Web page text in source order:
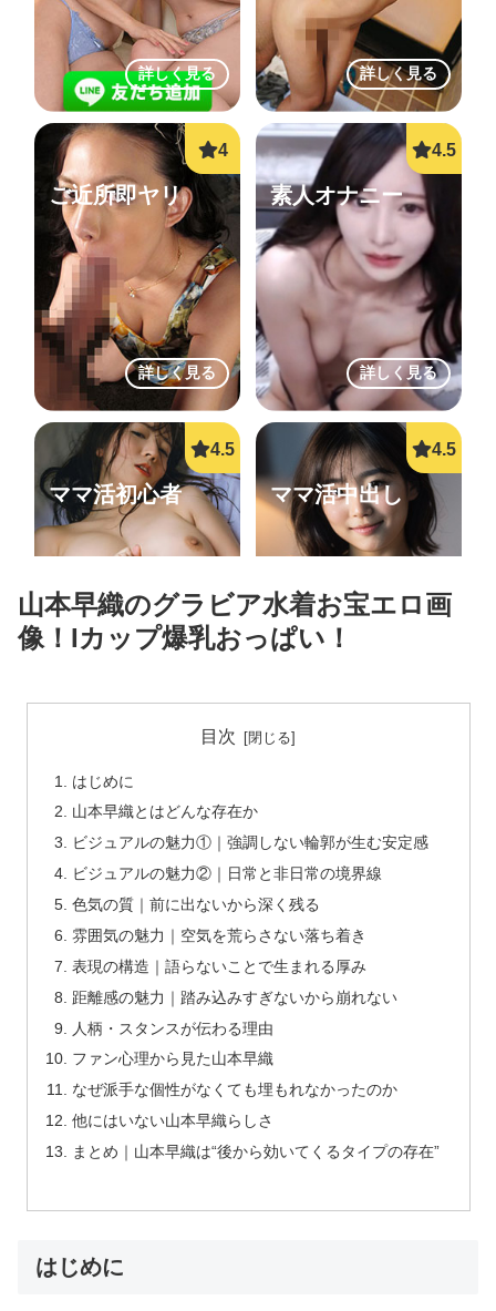
詳しく見る 詳しく見る
詳しく見る
ご近所即ヤリ
詳しく見る
素人オナニー
ママ活初心者 ママ活中出し
詳しく見る
夜遊びババア
詳しく見る
学生とヤレる オナ配信中ー
山本早織のグラビア水着お宝エロ画
像！Iカップ爆乳おっぱい！
目次
はじめに
山本早織とはどんな存在か
ビジュアルの魅力①｜強調しない輪郭が生む安定感
ビジュアルの魅力②｜日常と非日常の境界線
色気の質｜前に出ないから深く残る
雰囲気の魅力｜空気を荒らさない落ち着き
表現の構造｜語らないことで生まれる厚み
距離感の魅力｜踏み込みすぎないから崩れない
人柄・スタンスが伝わる理由
ファン心理から見た山本早織
なぜ派手な個性がなくても埋もれなかったのか
他にはいない山本早織らしさ
まとめ｜山本早織は“後から効いてくるタイプの存在”
はじめに